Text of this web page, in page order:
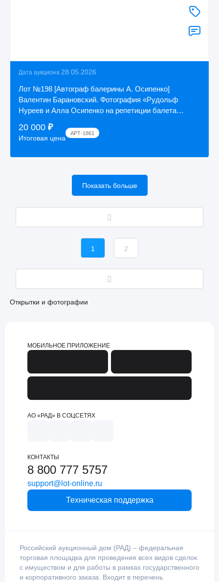
Дата аукциона 28.05.2026
Лот №198 [Автограф балерины А. Осипенко]
Валентин Барановский. Фотография «Рудольф
Нуреев и Алла Осипенко на репетиции балета
20 000 ₽
Итоговая цена
АРТ-1861
Показать больше
1 2
Открытки и фотографии
МОБИЛЬНОЕ ПРИЛОЖЕНИЕ
АО «РАД» В СОЦСЕТЯХ
КОНТАКТЫ
8 800 777 5757
support@lot-online.ru
Техническая поддержка
Российский аукционный дом (РАД) – федеральная
торговая площадка для проведения всех видов сделок
с имуществом и для работы в рамках государственного
и корпоративного заказа. Входит в перечень